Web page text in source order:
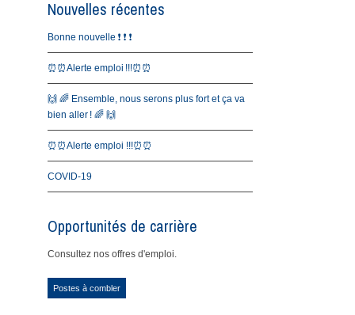
Nouvelles récentes
Bonne nouvelle ❗️ ❗️ ❗️
⏰⏰Alerte emploi !!!⏰⏰
🙌 🌈 Ensemble, nous serons plus fort et ça va
bien aller ! 🌈 🙌
⏰⏰Alerte emploi !!!⏰⏰
COVID-19
Opportunités de carrière
Consultez nos offres d'emploi.
Postes à combler